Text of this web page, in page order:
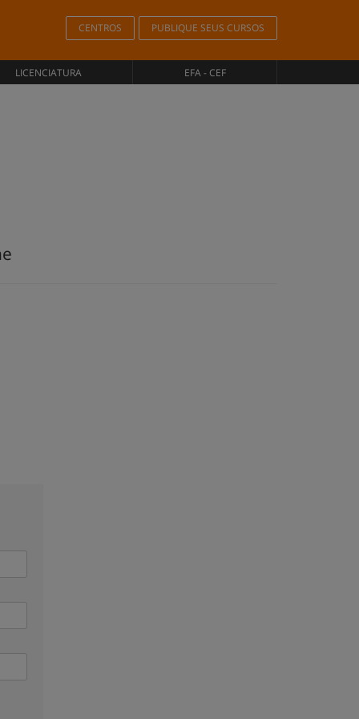
CENTROS PUBLIQUE SEUS CURSOS
LICENCIATURA EFA - CEF